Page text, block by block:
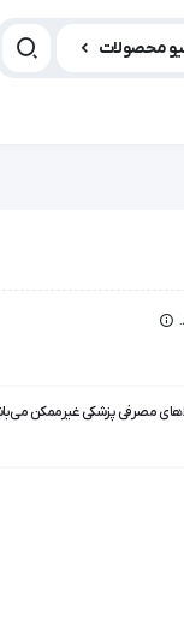
محصولات
مصرفی پزشکی غیرممکن